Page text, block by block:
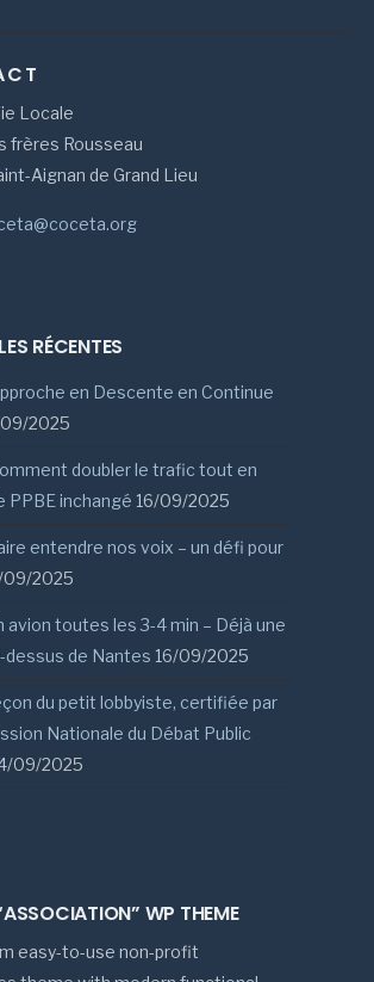
Locale
frères Rousseau
Aignan de Grand Lieu
RÉCENTES
en Descente en Continue
2025
doubler le trafic tout en
PPBE inchangé 16/09/2025
entendre nos voix – un défi pour
09/2025
avion toutes les 3-4 min – Déjà une
dessus de Nantes 16/09/2025
du petit lobbyiste, certifiée par
Nationale du Débat Public
09/2025
WP THEME
easy-to-use non-profit